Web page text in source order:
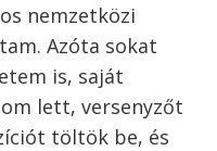
nemzetközi
Azóta sokat
is, saját
lett, versenyzőt
töltök be, és